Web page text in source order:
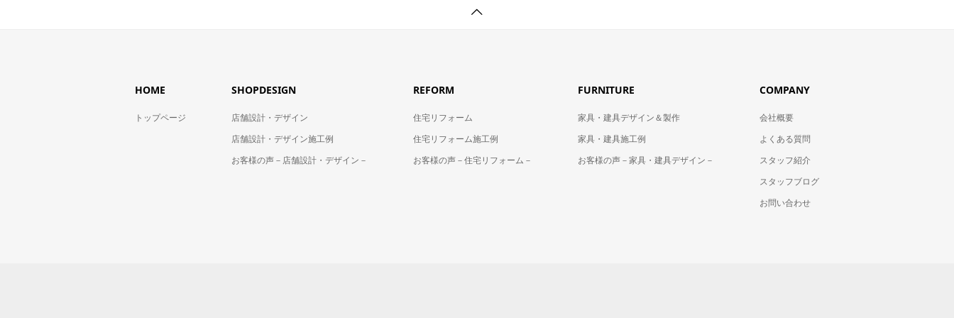
HOME
トップページ
SHOPDESIGN
店舗設計・デザイン
店舗設計・デザイン施工例
お客様の声－店舗設計・デザイン－
REFORM
住宅リフォーム
住宅リフォーム施工例
お客様の声－住宅リフォーム－
FURNITURE
家具・建具デザイン＆製作
家具・建具施工例
お客様の声－家具・建具デザイン－
COMPANY
会社概要
よくある質問
スタッフ紹介
スタッフブログ
お問い合わせ